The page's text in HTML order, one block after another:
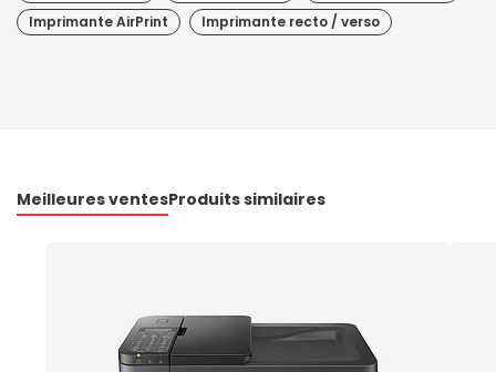
Imprimante AirPrint
Imprimante recto / verso
Meilleures ventesProduits similaires